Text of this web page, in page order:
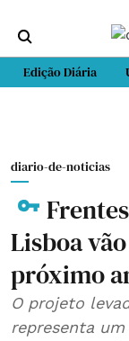
Edição Diária
diario-de-noticias
Lisboa
próximo
O projeto
representa